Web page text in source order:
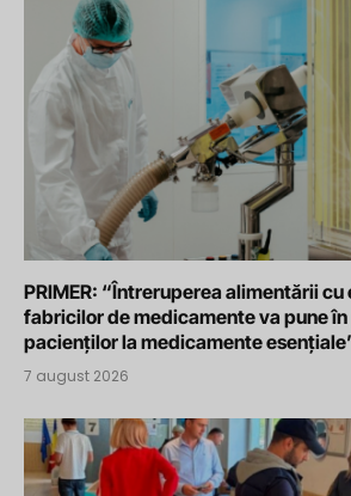
PRIMER: “Întreruperea alimentării
fabricilor de medicamente va pune
pacienților la medicamente
7 august 2026